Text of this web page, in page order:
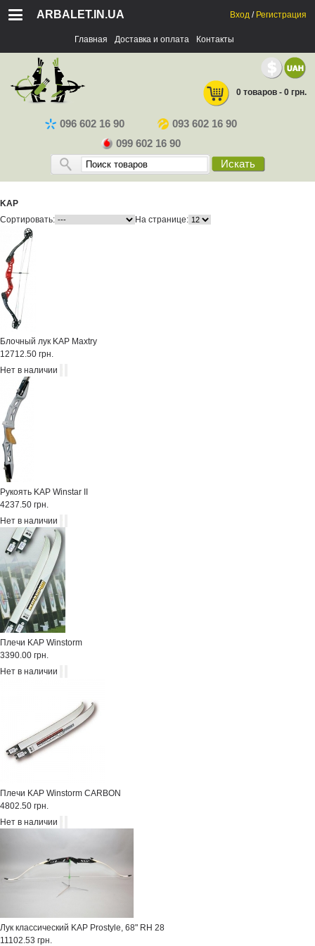
ARBALET.IN.UA
Главная Доставка и оплата Контакты
Вход / Регистрация
096 602 16 90
093 602 16 90
099 602 16 90
Искать
0 товаров - 0 грн.
KAP
Сортировать:
На странице:
Блочный лук KAP Maxtry
12712.50 грн.
Нет в наличии
Рукоять KAP Winstar II
4237.50 грн.
Нет в наличии
Плечи KAP Winstorm
3390.00 грн.
Нет в наличии
Плечи KAP Winstorm CARBON
4802.50 грн.
Нет в наличии
Лук классический KAP Prostyle, 68" RH 28
11102.53 грн.